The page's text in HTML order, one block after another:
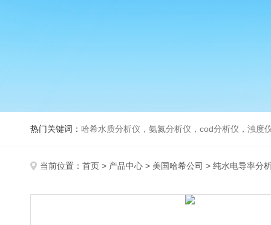
热门关键词： 哈希水质分析仪，氨氮分析仪，cod分析仪，浊度
当前位置： 首页 > 产品中心 > 美国哈希公司 > 纯水电导率分